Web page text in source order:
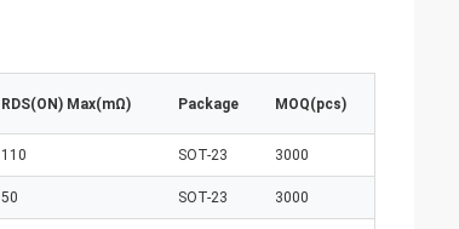
RDS(ON) Max(mΩ) Package MOQ(pcs)
110 SOT-23 3000
50 SOT-23 3000